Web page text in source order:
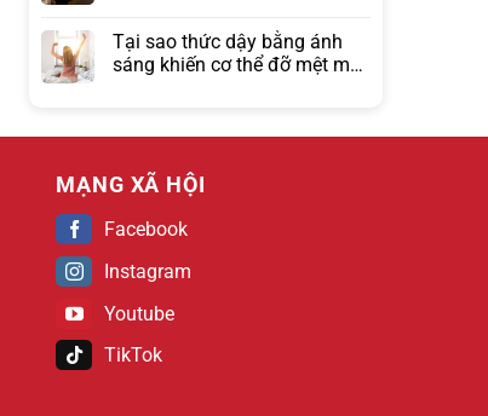
Tại sao thức dậy bằng ánh
sáng khiến cơ thể đỡ mệt mỏi
MẠNG XÃ HỘI
Facebook
Instagram
Youtube
TikTok